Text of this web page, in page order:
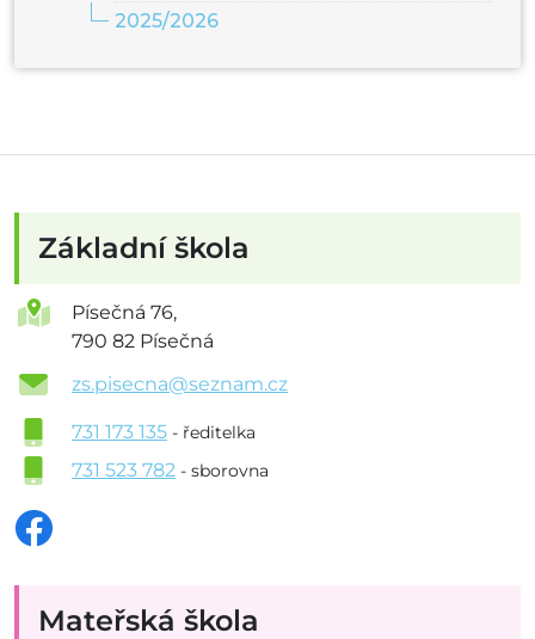
2025/2026
Základní škola
Písečná 76,
790 82 Písečná
zs.pisecna@seznam.cz
731 173 135 - ředitelka
731 523 782 - sborovna
Mateřská škola